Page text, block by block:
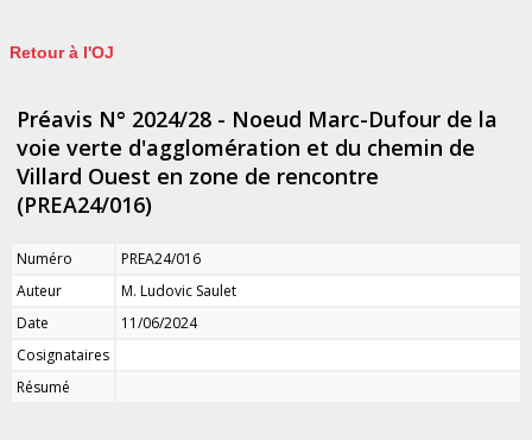
Retour à l'OJ
Préavis N° 2024/28 - Noeud Marc-Dufour de la
voie verte d'agglomération et du chemin de
Villard Ouest en zone de rencontre
(PREA24/016)
Numéro
PREA24/016
Auteur
M. Ludovic Saulet
Date
11/06/2024
Cosignataires
Résumé